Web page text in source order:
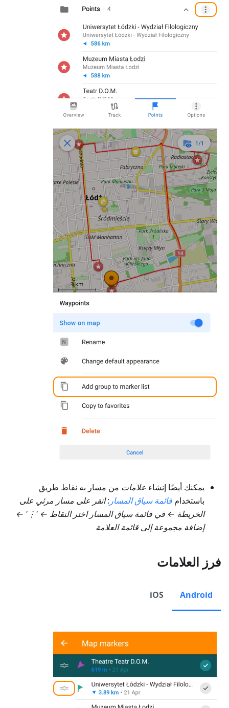
يمكنك أيضًا إنشاء علامات من مسار به نقاط طريق
باستخدام قائمة سياق المسار :انقر على مسار مرئي على
الخريطة ← في قائمة سياق المسار اختر النقاط ← '⋮' ←
إضافة مجموعة إلى قائمة العلامة
فرز العلامات
Android
iOS